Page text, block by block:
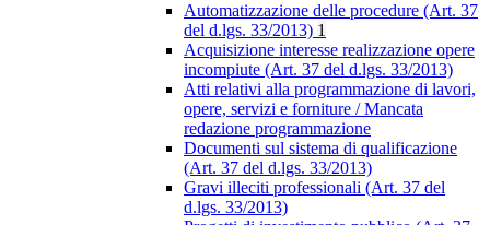
Automatizzazione delle procedure (Art. 37
del d.lgs. 33/2013) 1
Acquisizione interesse realizzazione opere
incompiute (Art. 37 del d.lgs. 33/2013)
Atti relativi alla programmazione di lavori,
opere, servizi e forniture / Mancata
redazione programmazione
Documenti sul sistema di qualificazione
(Art. 37 del d.lgs. 33/2013)
Gravi illeciti professionali (Art. 37 del
d.lgs. 33/2013)